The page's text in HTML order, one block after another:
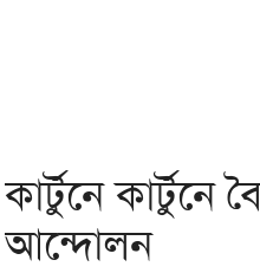
কার্টুনে কার্টুনে
আন্দোলন